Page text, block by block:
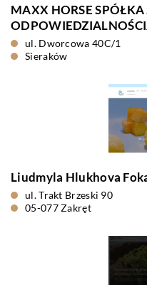
MAXX HORSE
ul. Dworcowa 40C/1
Sieraków
Liudmyla Hlukhova
ul. Trakt Brzeski 90
05-077 Zakręt